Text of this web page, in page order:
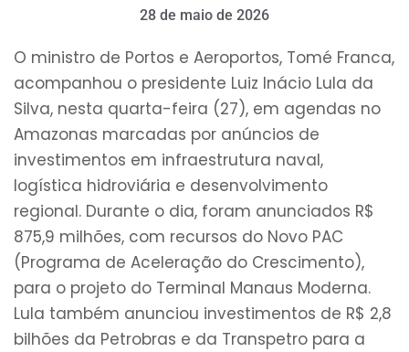
28 de maio de 2026
O ministro de Portos e Aeroportos, Tomé Franca,
acompanhou o presidente Luiz Inácio Lula da
Silva, nesta quarta-feira (27), em agendas no
Amazonas marcadas por anúncios de
investimentos em infraestrutura naval,
logística hidroviária e desenvolvimento
regional. Durante o dia, foram anunciados R$
875,9 milhões, com recursos do Novo PAC
(Programa de Aceleração do Crescimento),
para o projeto do Terminal Manaus Moderna.
Lula também anunciou investimentos de R$ 2,8
bilhões da Petrobras e da Transpetro para a